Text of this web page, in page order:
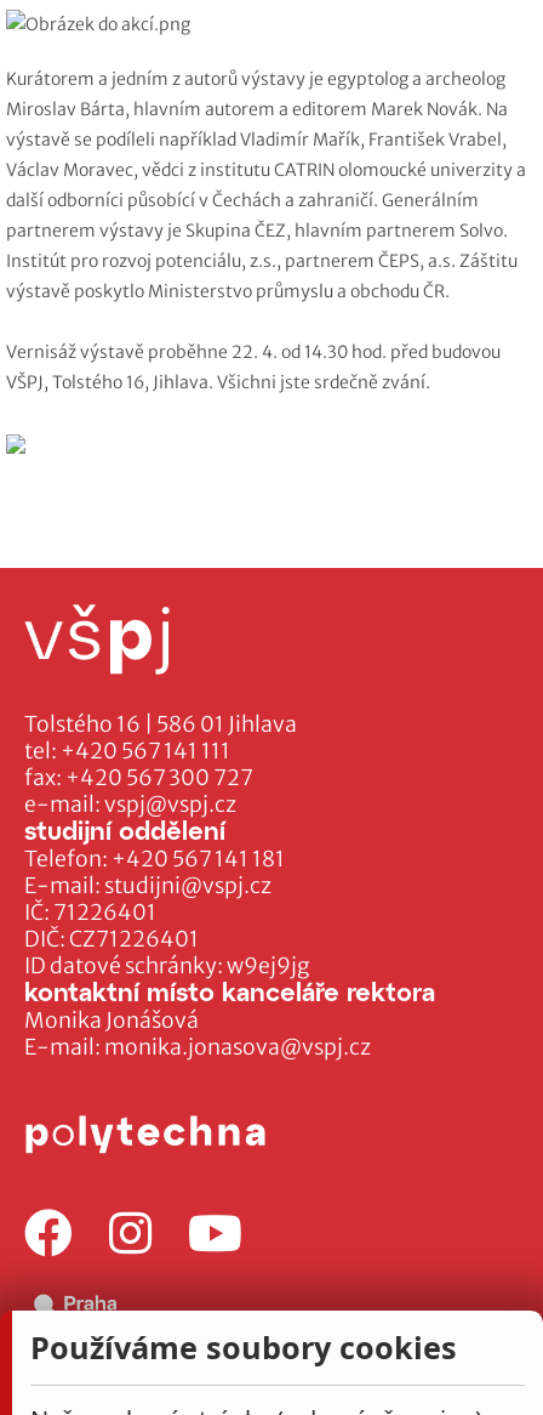
Kurátorem a jedním z autorů výstavy je egyptolog a archeolog
Miroslav Bárta, hlavním autorem a editorem Marek Novák. Na
výstavě se podíleli například Vladimír Mařík, František Vrabel,
Václav Moravec, vědci z institutu CATRIN olomoucké univerzity a
další odborníci působící v Čechách a zahraničí. Generálním
partnerem výstavy je Skupina ČEZ, hlavním partnerem Solvo.
Institút pro rozvoj potenciálu, z.s., partnerem ČEPS, a.s. Záštitu
výstavě poskytlo Ministerstvo průmyslu a obchodu ČR.
Vernisáž výstavě proběhne 22. 4. od 14.30 hod. před budovou
VŠPJ, Tolstého 16, Jihlava. Všichni jste srdečně zvání.
Tolstého 16 | 586 01 Jihlava
tel: +420 567 141 111
fax: +420 567 300 727
e-mail:vspj@vspj.cz
IČ: 71226401
DIČ: CZ71226401
ID datové schránky: w9ej9jg
studijní oddělení
Telefon: +420 567 141 181
E-mail: studijni@vspj.cz
kontaktní místo kanceláře rektora
Monika Jonášová
E-mail: monika.jonasova@vspj.cz
Používáme soubory cookies